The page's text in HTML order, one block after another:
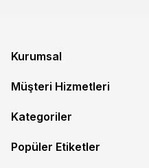
Kurumsal
Müşteri Hizmetleri
Kategoriler
Popüler Etiketler